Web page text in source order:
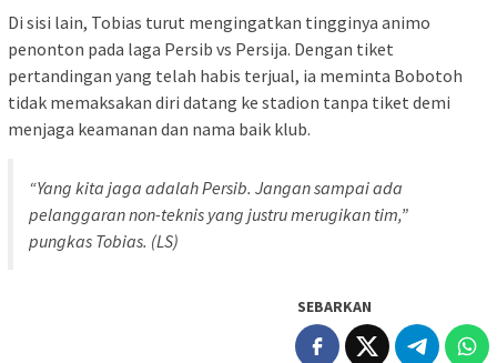
Di sisi lain, Tobias turut mengingatkan tingginya animo
penonton pada laga Persib vs Persija. Dengan tiket
pertandingan yang telah habis terjual, ia meminta Bobotoh
tidak memaksakan diri datang ke stadion tanpa tiket demi
menjaga keamanan dan nama baik klub.
“Yang kita jaga adalah Persib. Jangan sampai ada
pelanggaran non-teknis yang justru merugikan tim,”
pungkas Tobias. (LS)
SEBARKAN